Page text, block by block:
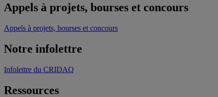
Appels à projets, bourses et concours
Appels à projets, bourses et concours
Notre infolettre
Infolettre du CRIDAQ
Ressources